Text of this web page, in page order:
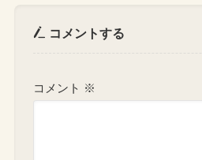
コメントする
コメント ※